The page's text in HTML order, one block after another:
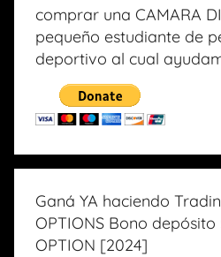
comprar una CAMARA
pequeño estudiante de
deportivo al cual
Ganá YA haciendo
OPTIONS Bono
OPTION [2024]